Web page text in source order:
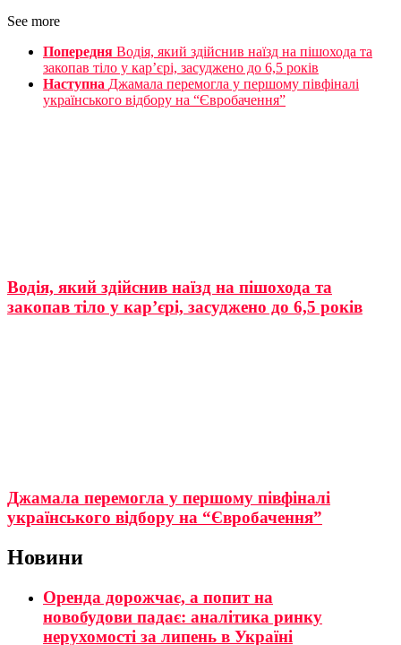
See more
Попередня Водія, який здійснив наїзд на пішохода та
закопав тіло у кар’єрі, засуджено до 6,5 років
Наступна Джамала перемогла у першому півфіналі
українського відбору на “Євробачення”
Водія, який здійснив наїзд на пішохода та
закопав тіло у кар’єрі, засуджено до 6,5 років
Джамала перемогла у першому півфіналі
українського відбору на “Євробачення”
Новини
Оренда дорожчає, а попит на
новобудови падає: аналітика ринку
нерухомості за липень в Україні